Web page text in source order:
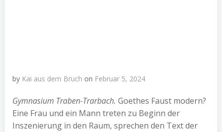
by Kai aus dem Bruch on Februar 5, 2024
Gymnasium Traben-Trarbach. Goethes Faust modern?
Eine Frau und ein Mann treten zu Beginn der
Inszenierung in den Raum, sprechen den Text der